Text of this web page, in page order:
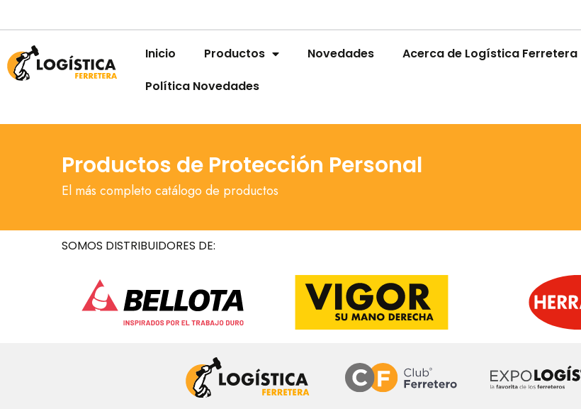
Inicio Productos Novedades Acerca de Logística Ferretera
Política Novedades
Productos de Protección Personal
El más completo catálogo de productos
SOMOS DISTRIBUIDORES DE: